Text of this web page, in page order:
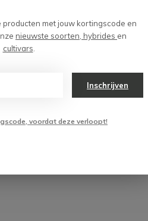
producten met jouw kortingscode en
nieuwste soorten, hybrides en
cultivars
Inschrijven
voordat deze verloopt!